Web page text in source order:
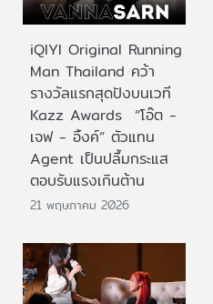
iQIYI Original Running
Man Thailand คว้า
รางวัลแรกสุดปังบนเวที
Kazz Awards “โอ๊ต -
เจฟ - อิ้งค์” ตัวแทน
Agent เป็นปลื้มกระแส
ตอบรับแรงเกินต้าน
21 พฤษภาคม 2026